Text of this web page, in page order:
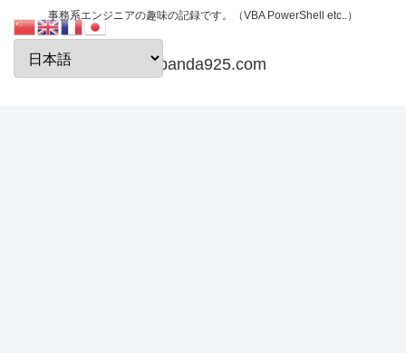
事務系エンジニアの趣味の記録です。（VBA PowerShell etc..）
papanda925.com